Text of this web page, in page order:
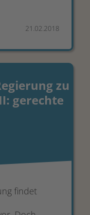
21.02.2018
zu
gerechte
findet